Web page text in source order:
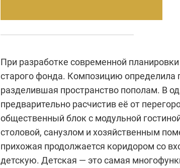
При разработке современной
старого фонда. Композицию определила
разделившая пространство пополам. В
предварительно расчистив её от
общественный блок с модульной
столовой, санузлом и хозяйственным
прихожая продолжается коридором со
детскую. Детская — это самая